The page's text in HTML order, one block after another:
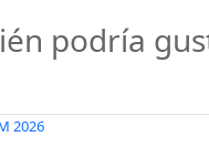
podría